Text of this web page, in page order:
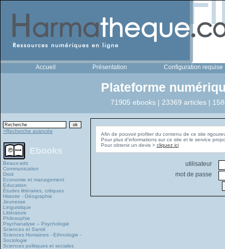
Accueil Présentation Configuration requise
Plateforme
71905 ebooks | 23369 articles |
>Recherche avancée
Ebooks
Beaux-arts
Communication
Droit
Economie et management
Education
Études littéraires, critiques
Histoire - Géographie
Jeunesse
Linguistique
Littérature
Philosophie
Psychanalyse – Psychologie
Sciences et Santé
Sciences Humaines - Ethnologie -
Sociologie
Sciences politiques et sociales
Afin de pouvoir profiter du contenu de ce site
Pour plus d'informations sur ce site et le service
Pour obtenir un devis > cliquez ici
utilisateur
mot de passe